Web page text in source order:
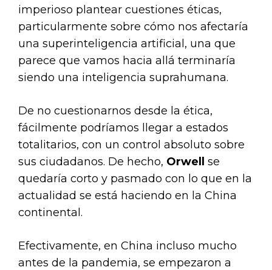
imperioso plantear cuestiones éticas,
particularmente sobre cómo nos afectaría
una superinteligencia artificial, una que
parece que vamos hacia allá terminaría
siendo una inteligencia suprahumana.
De no cuestionarnos desde la ética,
fácilmente podríamos llegar a estados
totalitarios, con un control absoluto sobre
sus ciudadanos. De hecho, Orwell se
quedaría corto y pasmado con lo que en la
actualidad se está haciendo en la China
continental.
Efectivamente, en China incluso mucho
antes de la pandemia, se empezaron a